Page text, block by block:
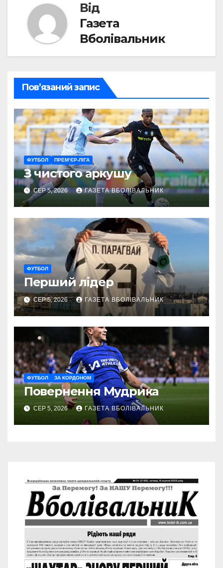
Від
Газета
Вболівальник
Пов’язаний запис
ФУТБОЛ ПРЕМ’ЄР-ЛІГА
З чистого аркушу
СЕР 5, 2026 ГАЗЕТА ВБОЛІВАЛЬНИК
ФУТБОЛ
Перший лідер
СЕР 5, 2026 ГАЗЕТА ВБОЛІВАЛЬНИК
ФУТБОЛ ЗА КОРДОНОМ
Повернення Мудрика
СЕР 5, 2026 ГАЗЕТА ВБОЛІВАЛЬНИК